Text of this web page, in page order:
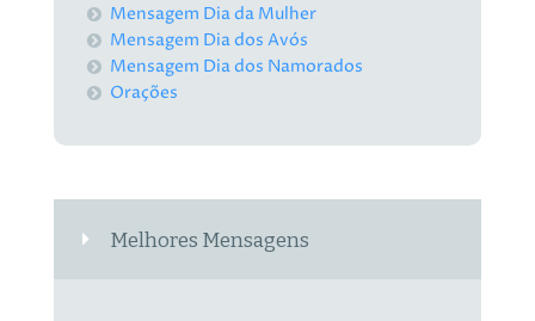
Mensagem Dia da Mulher
Mensagem Dia dos Avós
Mensagem Dia dos Namorados
Orações
Melhores Mensagens